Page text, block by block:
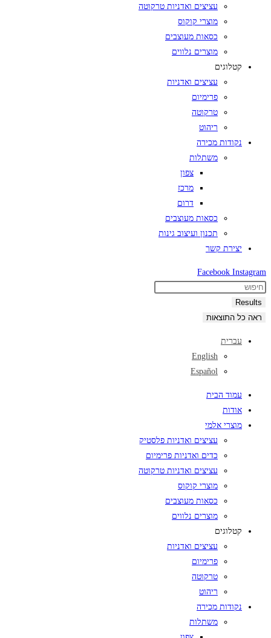
עציצים ואדניות טרקוטה
מוצרי קוקוס
כסאות מעוצבים
מוצרים נלווים
קטלוגים
עציצים ואדניות
פרימיום
טרקוטה
ריהוט
נקודות מכירה
משתלות
צפון
מרכז
דרום
כסאות מעוצבים
תכנון ועיצוב גינות
יצירת קשר
Facebook Instagram
Search
...
Results
ראה כל התוצאות
עברית
English
Español
עמוד הבית
אודות
מוצרי אלמי
עציצים ואדניות פלסטיק
כדים ואדניות פרימיום
עציצים ואדניות טרקוטה
מוצרי קוקוס
כסאות מעוצבים
מוצרים נלווים
קטלוגים
עציצים ואדניות
פרימיום
טרקוטה
ריהוט
נקודות מכירה
משתלות